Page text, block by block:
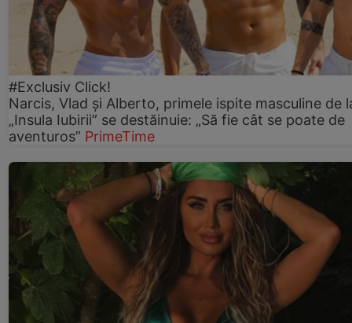
#Exclusiv Click!
Narcis, Vlad și Alberto, primele ispite masculine de
„Insula Iubirii” se destăinuie: „Să fie cât se poate de
aventuros” PrimeTime